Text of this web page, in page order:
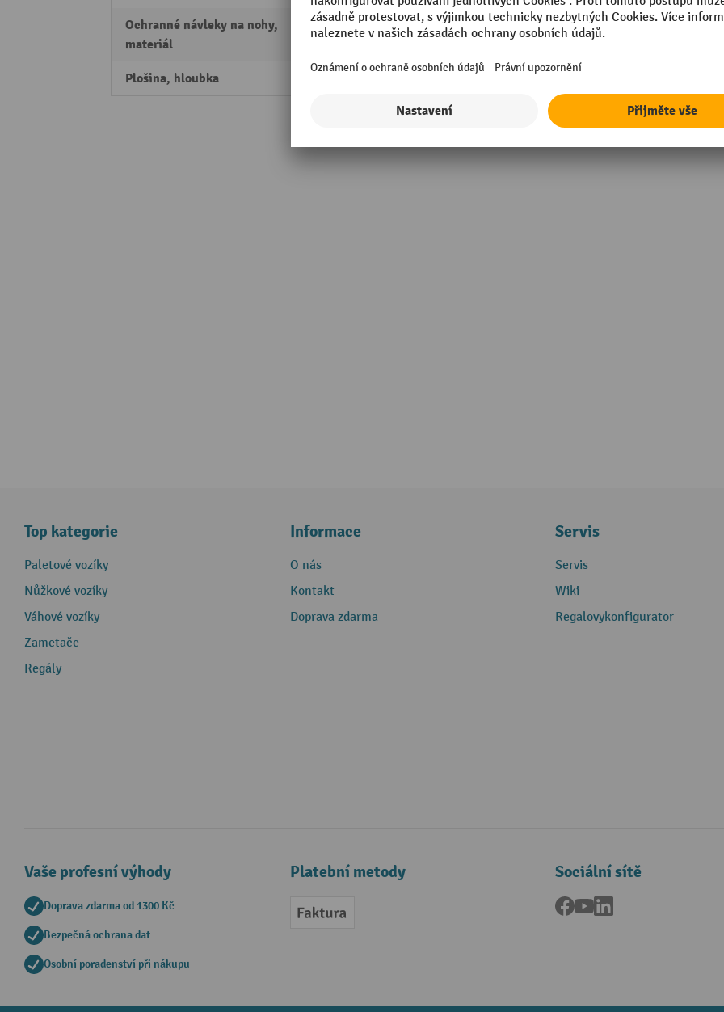
Ochranné návleky na nohy,
materiál
plast
Plošina, hloubka
Stoupání
Upevnění ochranných
Top kategorie
Paletové vozíky
Nůžkové vozíky
Váhové vozíky
Zametače
Regály
Informace
O nás
Kontakt
Doprava zdarma
Servis
Servis
Wiki
Regalovykonfigurator
Vaše profesní výhody
Doprava zdarma od 1300 Kč
Bezpečná ochrana dat
Osobní poradenství při nákupu
Platební metody
Faktura
Sociální sítě
Facebook
YouTube